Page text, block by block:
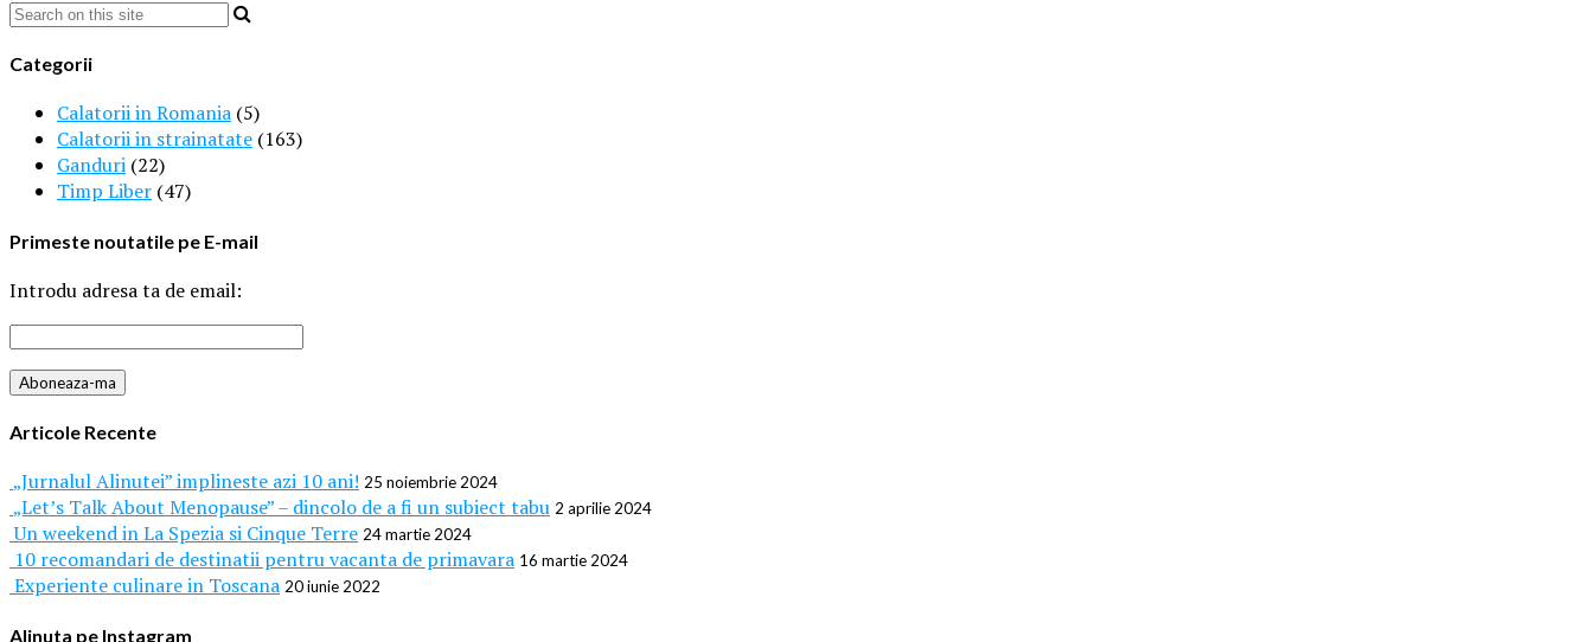
Categorii
Calatorii in Romania (5)
Calatorii in strainatate (163)
Ganduri (22)
Timp Liber (47)
Primeste noutatile pe E-mail
Introdu adresa ta de email:
Articole Recente
„Jurnalul Alinutei” implineste azi 10 ani! 25 noiembrie 2024
„Let’s Talk About Menopause” – dincolo de a fi un subiect tabu 2 aprilie 2024
Un weekend in La Spezia si Cinque Terre 24 martie 2024
10 recomandari de destinatii pentru vacanta de primavara 16 martie 2024
Experiente culinare in Toscana 20 iunie 2022
Alinuta pe Instagram